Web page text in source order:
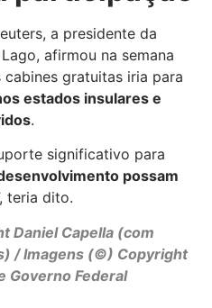
a presidente da
afirmou na semana
gratuitas iria para
estados insulares e
.
significativo para
possam
teria dito.
Daniel Capella (com
/ Imagens (©) Copyright
Governo Federal